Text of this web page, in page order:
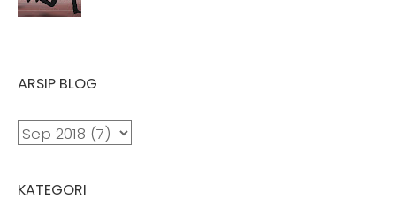
ARSIP BLOG
KATEGORI